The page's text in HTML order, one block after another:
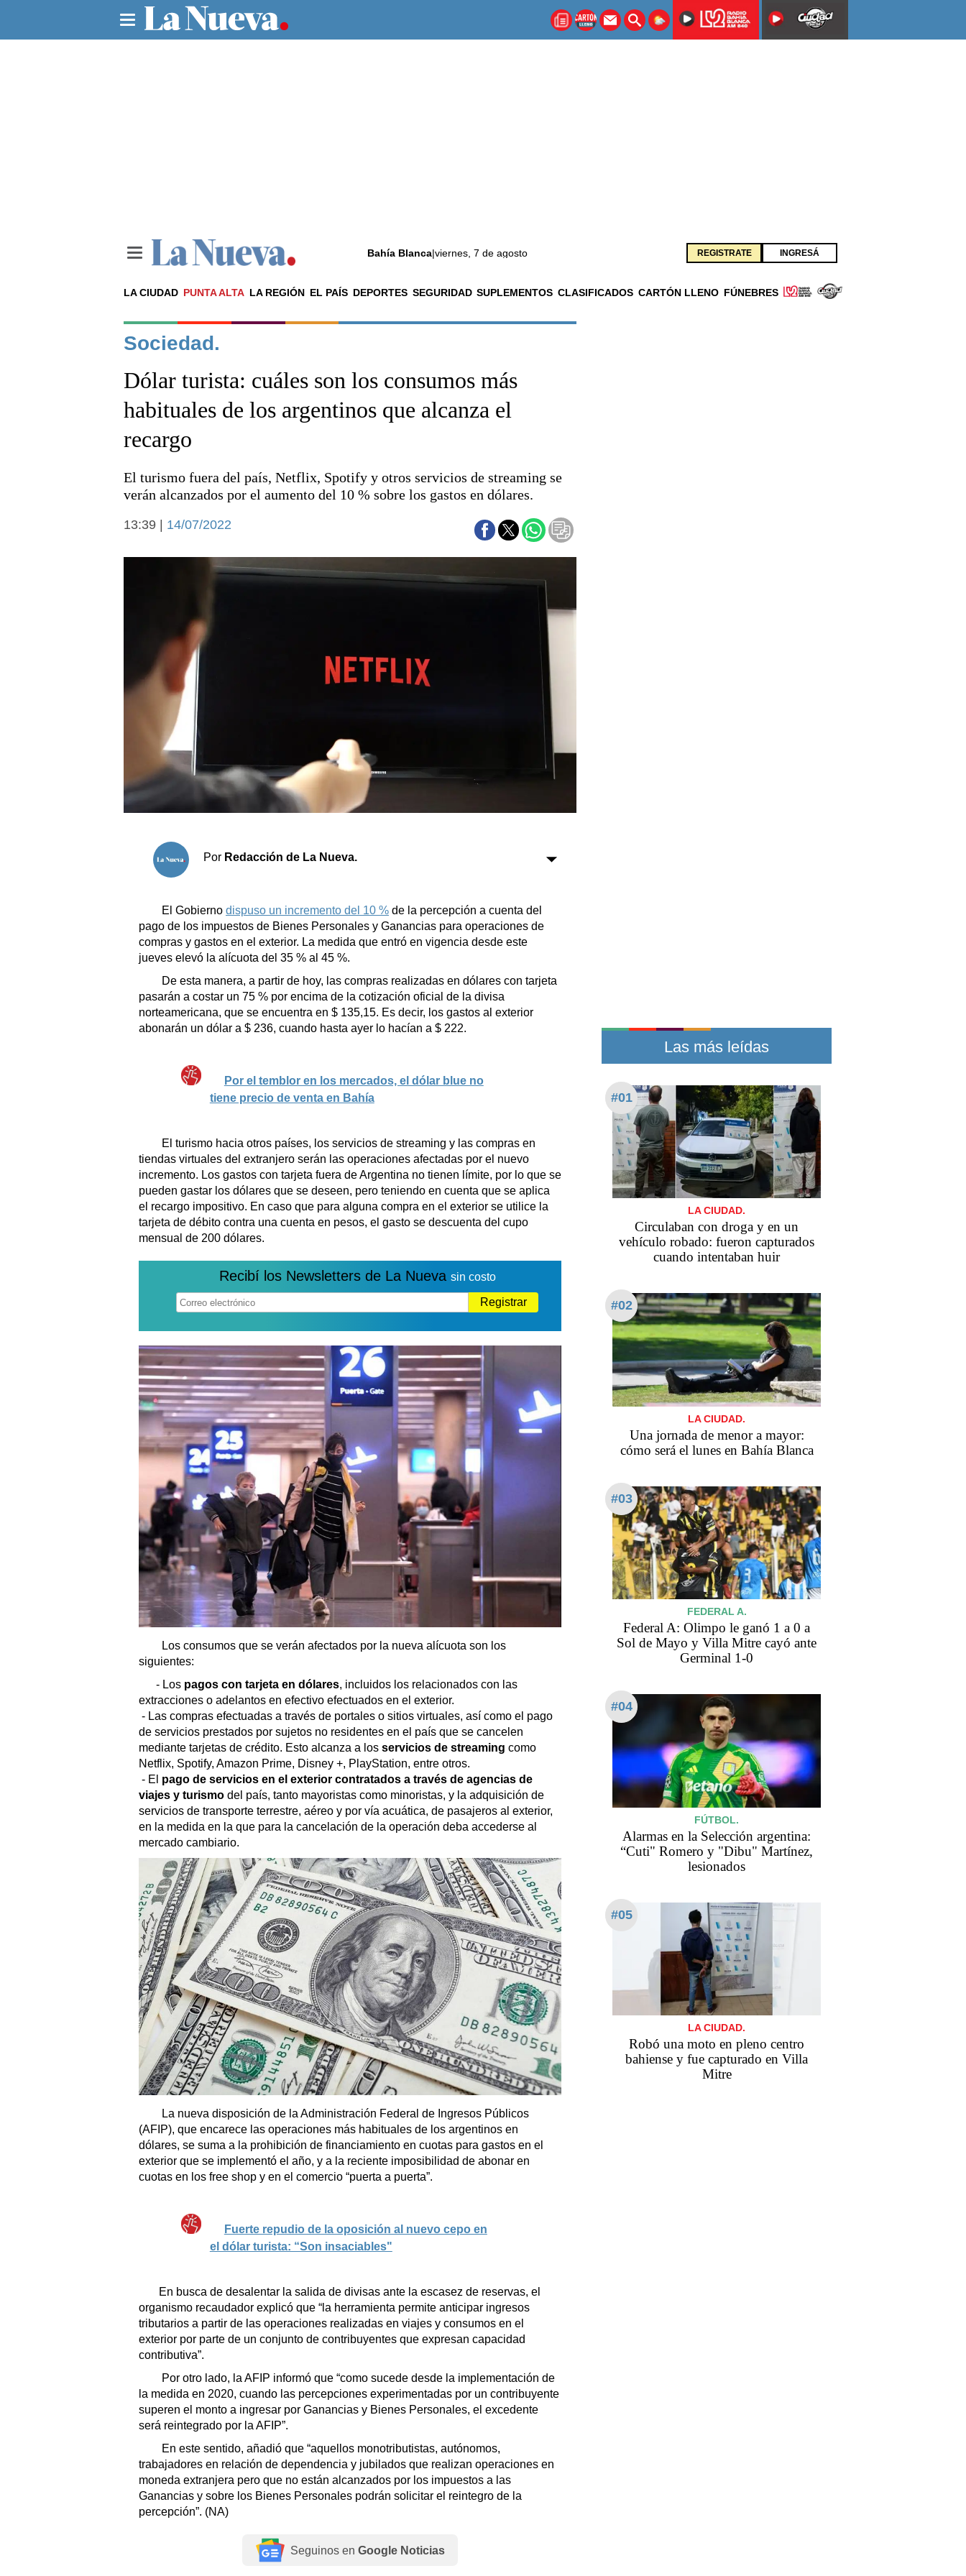
Bahía Blanca|viernes, 7 de agosto REGISTRATE INGRESÁ
LA CIUDAD PUNTA ALTA LA REGIÓN EL PAÍS DEPORTES SEGURIDAD SUPLEMENTOS CLASIFICADOS CARTÓN LLENO FÚNEBRES
Noticias
La ciudad
El país
Seguridad
Liga del Sur
Básquetbol
Arte y cultura
Cines
Sociedad y tiempo libre
Tecnología
El tiempo
Cartón Lleno
Fúnebres
Clasificados
Suplementos
Loterías
Datos Útiles
Fúnebres
Edictos
Teléfonos de urgencia
Sociedad.
Dólar turista: cuáles son los consumos más
habituales de los argentinos que alcanza el
recargo
El turismo fuera del país, Netflix, Spotify y otros servicios de streaming se
verán alcanzados por el aumento del 10 % sobre los gastos en dólares.
13:39 | 14/07/2022
Por Redacción de La Nueva.
El Gobierno dispuso un incremento del 10 % de la percepción a cuenta del
pago de los impuestos de Bienes Personales y Ganancias para operaciones de
compras y gastos en el exterior. La medida que entró en vigencia desde este
jueves elevó la alícuota del 35 % al 45 %.
De esta manera, a partir de hoy, las compras realizadas en dólares con tarjeta
pasarán a costar un 75 % por encima de la cotización oficial de la divisa
norteamericana, que se encuentra en $ 135,15. Es decir, los gastos al exterior
abonarán un dólar a $ 236, cuando hasta ayer lo hacían a $ 222.
Por el temblor en los mercados, el dólar blue no
tiene precio de venta en Bahía
El turismo hacia otros países, los servicios de streaming y las compras en
tiendas virtuales del extranjero serán las operaciones afectadas por el nuevo
incremento. Los gastos con tarjeta fuera de Argentina no tienen límite, por lo que se
pueden gastar los dólares que se deseen, pero teniendo en cuenta que se aplica
el recargo impositivo. En caso que para alguna compra en el exterior se utilice la
tarjeta de débito contra una cuenta en pesos, el gasto se descuenta del cupo
mensual de 200 dólares.
Recibí los Newsletters de La Nueva sin costo
Registrar
Los consumos que se verán afectados por la nueva alícuota son los
siguientes:
- Los pagos con tarjeta en dólares, incluidos los relacionados con las
extracciones o adelantos en efectivo efectuados en el exterior.
- Las compras efectuadas a través de portales o sitios virtuales, así como el pago
de servicios prestados por sujetos no residentes en el país que se cancelen
mediante tarjetas de crédito. Esto alcanza a los servicios de streaming como
Netflix, Spotify, Amazon Prime, Disney +, PlayStation, entre otros.
- El pago de servicios en el exterior contratados a través de agencias de
viajes y turismo del país, tanto mayoristas como minoristas, y la adquisición de
servicios de transporte terrestre, aéreo y por vía acuática, de pasajeros al exterior,
en la medida en la que para la cancelación de la operación deba accederse al
mercado cambiario.
La nueva disposición de la Administración Federal de Ingresos Públicos
(AFIP), que encarece las operaciones más habituales de los argentinos en
dólares, se suma a la prohibición de financiamiento en cuotas para gastos en el
exterior que se implementó el año, y a la reciente imposibilidad de abonar en
cuotas en los free shop y en el comercio “puerta a puerta”.
Fuerte repudio de la oposición al nuevo cepo en
el dólar turista: “Son insaciables"
En busca de desalentar la salida de divisas ante la escasez de reservas, el
organismo recaudador explicó que “la herramienta permite anticipar ingresos
tributarios a partir de las operaciones realizadas en viajes y consumos en el
exterior por parte de un conjunto de contribuyentes que expresan capacidad
contributiva”.
Por otro lado, la AFIP informó que “como sucede desde la implementación de
la medida en 2020, cuando las percepciones experimentadas por un contribuyente
superen el monto a ingresar por Ganancias y Bienes Personales, el excedente
será reintegrado por la AFIP”.
En este sentido, añadió que “aquellos monotributistas, autónomos,
trabajadores en relación de dependencia y jubilados que realizan operaciones en
moneda extranjera pero que no están alcanzados por los impuestos a las
Ganancias y sobre los Bienes Personales podrán solicitar el reintegro de la
percepción”. (NA)
Seguinos en Google Noticias
Las más leídas
#01
LA CIUDAD.
Circulaban con droga y en un
vehículo robado: fueron capturados
cuando intentaban huir
#02
LA CIUDAD.
Una jornada de menor a mayor:
cómo será el lunes en Bahía Blanca
#03
FEDERAL A.
Federal A: Olimpo le ganó 1 a 0 a
Sol de Mayo y Villa Mitre cayó ante
Germinal 1-0
#04
FÚTBOL.
Alarmas en la Selección argentina:
“Cuti" Romero y "Dibu" Martínez,
lesionados
#05
LA CIUDAD.
Robó una moto en pleno centro
bahiense y fue capturado en Villa
Mitre